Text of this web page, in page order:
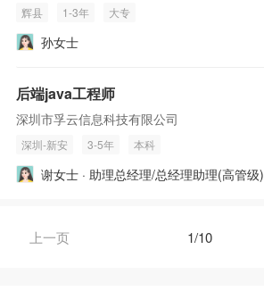
辉县 1-3年 大专
孙女士
后端java工程师
深圳市孚云信息科技有限公司
深圳-新安 3-5年 本科
谢女士 · 助理总经理/总经理助理(高管级)
上一页 1/10